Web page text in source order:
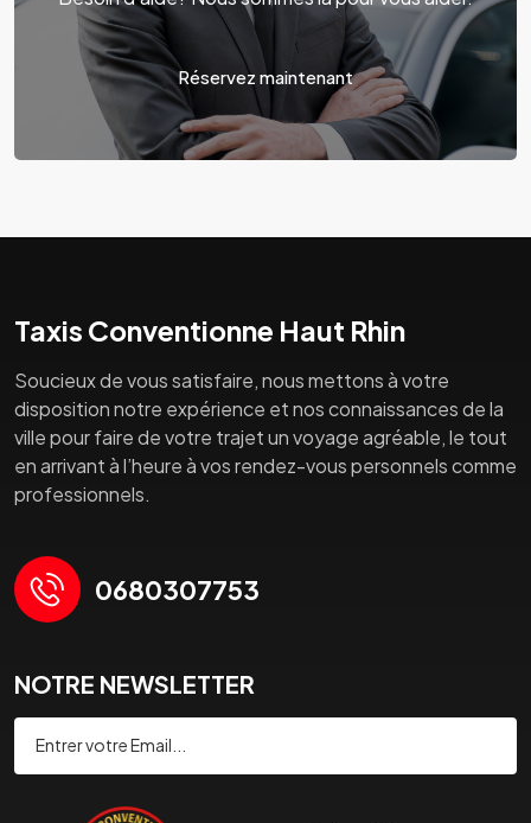
Réservez maintenant
Taxis Conventionne Haut Rhin
Soucieux de vous satisfaire, nous mettons à votre
disposition notre expérience et nos connaissances de la
ville pour faire de votre trajet un voyage agréable, le tout
en arrivant à l’heure à vos rendez-vous personnels comme
professionnels.
0680307753
NOTRE NEWSLETTER